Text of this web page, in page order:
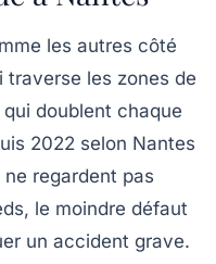
les autres côté
les zones de
doublent chaque
2022 selon Nantes
regardent pas
le moindre défaut
un accident grave.